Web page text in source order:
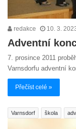
redakce 10. 3.
Adventní
7. prosince 2011
Varnsdorfu adventní
Přečíst celé »
Varnsdorf škola